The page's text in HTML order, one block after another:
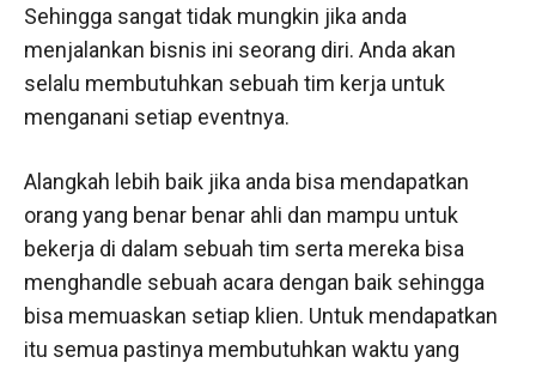
Sehingga sangat tidak mungkin jika anda
menjalankan bisnis ini seorang diri. Anda akan
selalu membutuhkan sebuah tim kerja untuk
menganani setiap eventnya.
Alangkah lebih baik jika anda bisa mendapatkan
orang yang benar benar ahli dan mampu untuk
bekerja di dalam sebuah tim serta mereka bisa
menghandle sebuah acara dengan baik sehingga
bisa memuaskan setiap klien. Untuk mendapatkan
itu semua pastinya membutuhkan waktu yang